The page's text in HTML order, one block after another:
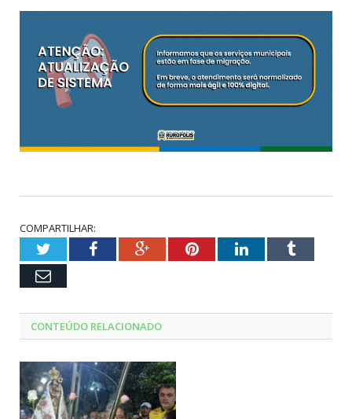
COMPARTILHAR:
TwitterFacebookGoogle+PinterestLinkedInTumblr
Email
CONTEÚDO RELACIONADO